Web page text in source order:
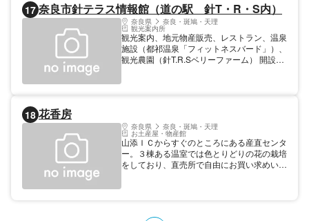
が楽しめる開放的なデッキも設置。地元の食
材を使った食事や、県内の特産品の購入もで
きます。 また、観光コンシェルジュが常
駐しているので、山の辺の道周辺のトレッキ
ングや、サイクリングを組み合わせた周遊観
光、龍王山登山口として軽登山など、様々な
っております。）
17 奈良市針テラス情報館（道の駅 針T・R・S内）
奈良県 奈良・斑鳩・天理
観光案内所
観光案内、地元物産販売、レストラン、温泉
施設（都祁温泉「フィットネスバード」）、
観光農園（針T.R.Sベリーファーム） 開設
18 花香房
奈良県 奈良・斑鳩・天理
お土産屋・物産館
山添ＩＣからすぐのところにある産直センタ
ー。３棟ある温室では色とりどりの花の栽培
をしており、直売所で自由にお買い求めいた